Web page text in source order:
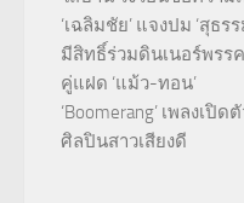
‘เฉลิมชัย’ แจงปม ‘สุธร
มีสิทธิ์ร่วมดินเนอร์พรร
คู่แฝด ‘แม้ว-ทอน’
‘Boomerang’ เพลงเปิด
ศิลปินสาวเสียงดี